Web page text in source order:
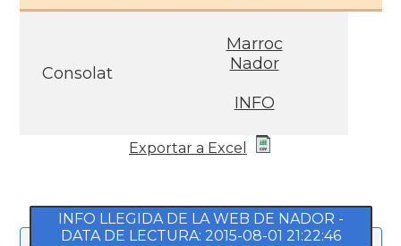
Consolat
Marroc
Nador
INFO
Exportar a Excel
INFO LLEGIDA DE LA WEB DE NADOR -
DATA DE LECTURA: 2015-08-01 21:22:46